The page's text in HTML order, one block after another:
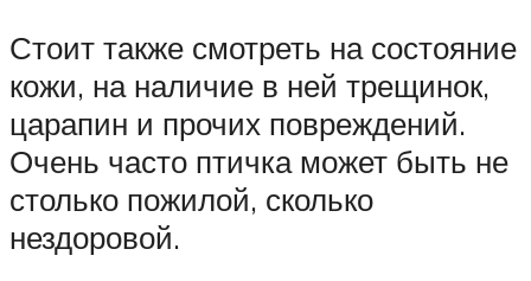
Стоит также смотреть на состояние
кожи, на наличие в ней трещинок,
царапин и прочих повреждений.
Очень часто птичка может быть не
столько пожилой, сколько
нездоровой.